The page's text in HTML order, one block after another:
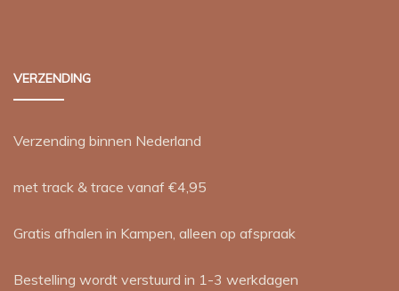
VERZENDING
Verzending binnen Nederland
met track & trace vanaf €4,95
Gratis afhalen in Kampen, alleen op afspraak
Bestelling wordt verstuurd in 1-3 werkdagen